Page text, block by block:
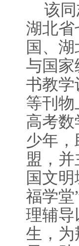
该
湖北省
国、
与国家
书教学
等刊
高考
少年
盟，
国文
福学堂
理辅导
生，为